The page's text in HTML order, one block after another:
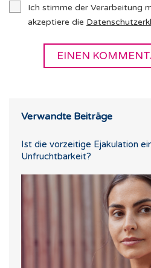
Ich stimme der Verarbeitung
akzeptiere die
Verwandte Beiträge
Ist die vorzeitige Ejakulation
Unfruchtbarkeit?